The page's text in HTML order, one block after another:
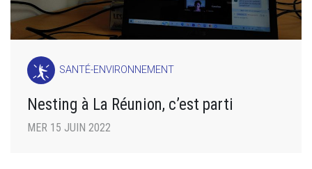
SANTÉ-ENVIRONNEMENT
Nesting à La Réunion, c’est parti
MER 15 JUIN 2022